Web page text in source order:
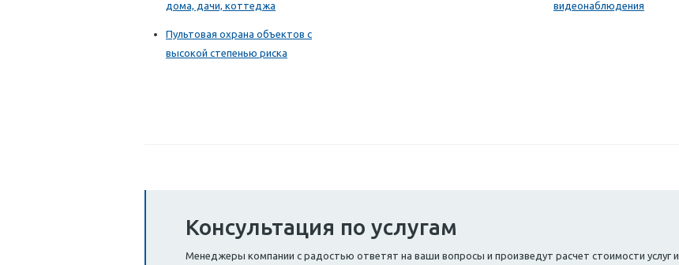
дома, дачи, коттеджа
видеонаблюдения
Пультовая охрана объектов с
высокой степенью риска
Консультация по услугам
Менеджеры компании с радостью ответят на ваши вопросы и произведут расчет стоимости услуг и